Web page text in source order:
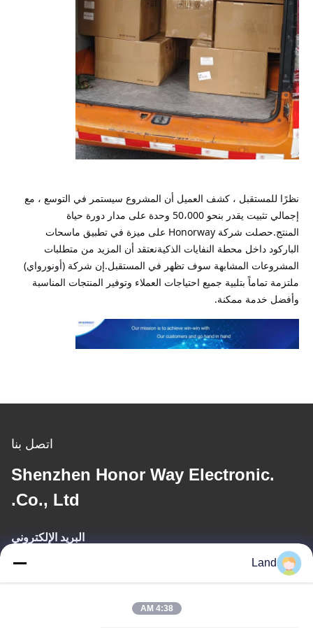
نظرًا للمستقبل ، كشف العميل أن المشروع سيستمر في التوسع ، مع
إجمالي تثبيت يقدر بنحو 50،000 وحدة على مدار دورة حياة
المنتج.حصلت شركة Honorway على ميزة في تطبيق ماسحات
الباركود داخل محطة النفايات الذكيةنعتقد أن المزيد من متطلبات
المشروعات المشابهة سوف تظهر في المستقبل.إن شركة (أونورواي)
ملتزمة تماماً بتلبية جميع احتياجات العملاء وتوفير المنتجات المناسبة
وأفضل خدمة ممكنة.
اتصل بنا
Shenzhen Honor Way Electronic.
Co., Ltd.
البريد الإلكتروني
land@szhw-tech.com
Land
4:38 AM